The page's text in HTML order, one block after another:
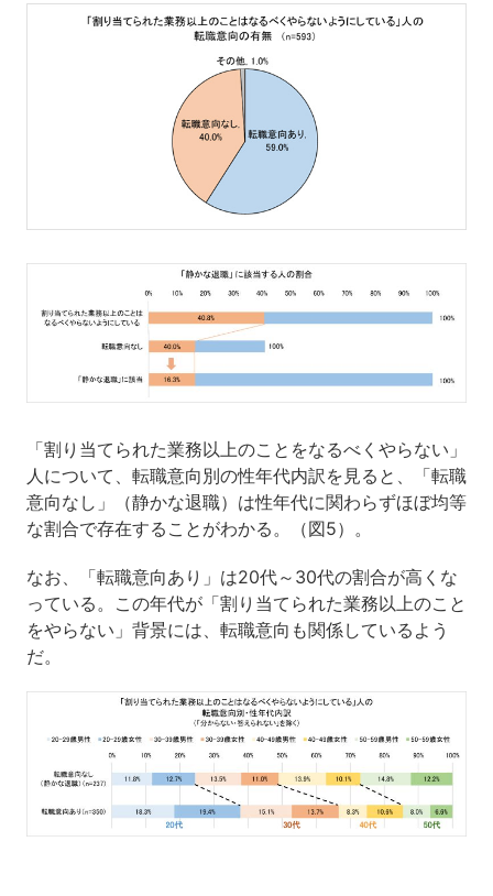
「割り当てられた業務以上のことをなるべくやらない」
人について、転職意向別の性年代内訳を見ると、「転職
意向なし」（静かな退職）は性年代に関わらずほぼ均等
な割合で存在することがわかる。（図5）。
なお、「転職意向あり」は20代～30代の割合が高くな
っている。この年代が「割り当てられた業務以上のこと
をやらない」背景には、転職意向も関係しているよう
だ。